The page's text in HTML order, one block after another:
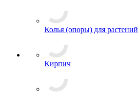
Колья (опоры) для растений
Кирпич